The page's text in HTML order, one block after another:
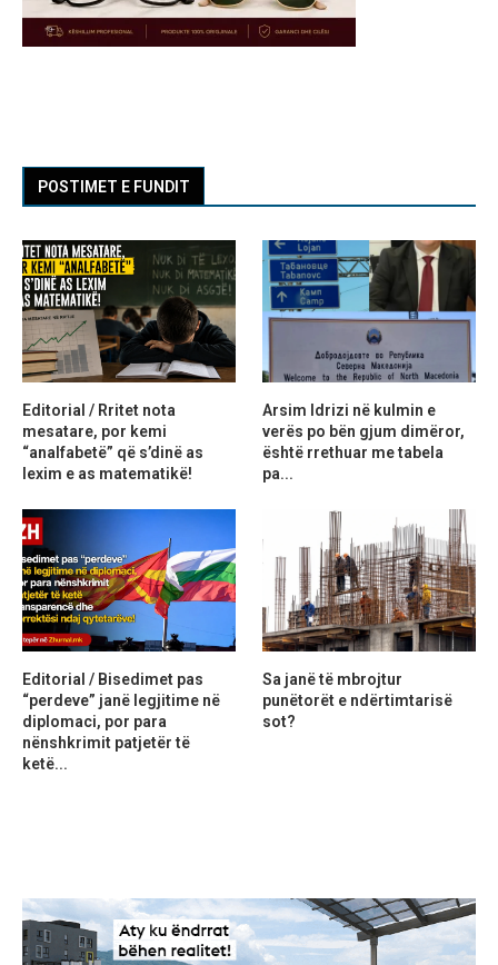
POSTIMET E FUNDIT
Editorial / Rritet nota
mesatare, por kemi
“analfabetë” që s’dinë as
lexim e as matematikë!
Arsim Idrizi në kulmin e
verës po bën gjum dimëror,
është rrethuar me tabela
pa...
Editorial / Bisedimet pas
“perdeve” janë legjitime në
diplomaci, por para
nënshkrimit patjetër të
ketë...
Sa janë të mbrojtur
punëtorët e ndërtimtarisë
sot?